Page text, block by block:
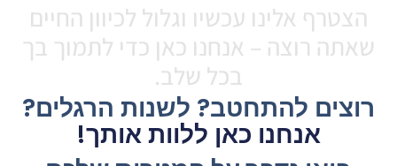
הצטרף אלינו עכשיו וגלול לכיוון החיים
שאתה רוצה – אנחנו כאן כדי לתמוך בך
בכל שלב.
רוצים להתחטב? לשנות הרגלים?
אנחנו כאן ללוות אותך!